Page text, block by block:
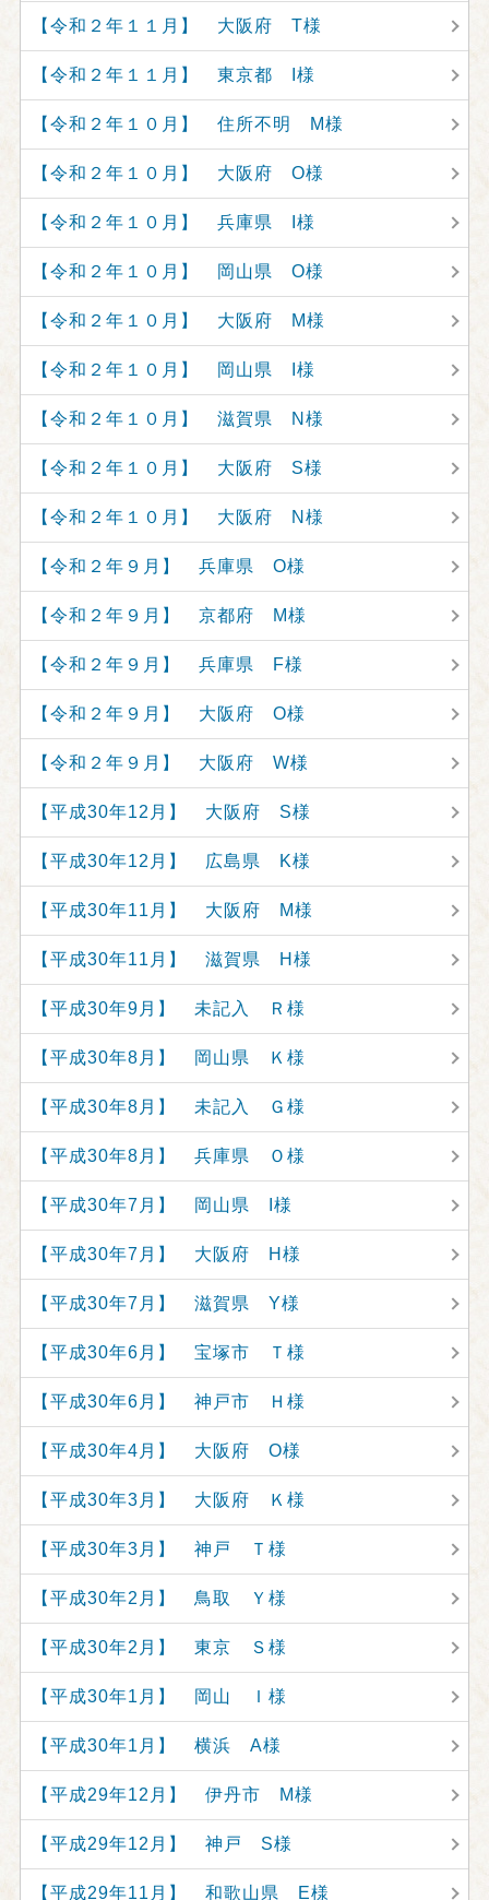
【令和２年１１月】 大阪府 T様
【令和２年１１月】 東京都 I様
【令和２年１０月】 住所不明 M様
【令和２年１０月】 大阪府 O様
【令和２年１０月】 兵庫県 I様
【令和２年１０月】 岡山県 O様
【令和２年１０月】 大阪府 M様
【令和２年１０月】 岡山県 I様
【令和２年１０月】 滋賀県 N様
【令和２年１０月】 大阪府 S様
【令和２年１０月】 大阪府 N様
【令和２年９月】 兵庫県 O様
【令和２年９月】 京都府 M様
【令和２年９月】 兵庫県 F様
【令和２年９月】 大阪府 O様
【令和２年９月】 大阪府 W様
【平成30年12月】 大阪府 S様
【平成30年12月】 広島県 K様
【平成30年11月】 大阪府 M様
【平成30年11月】 滋賀県 H様
【平成30年9月】 未記入 Ｒ様
【平成30年8月】 岡山県 Ｋ様
【平成30年8月】 未記入 Ｇ様
【平成30年8月】 兵庫県 Ｏ様
【平成30年7月】 岡山県 I様
【平成30年7月】 大阪府 H様
【平成30年7月】 滋賀県 Y様
【平成30年6月】 宝塚市 Ｔ様
【平成30年6月】 神戸市 Ｈ様
【平成30年4月】 大阪府 O様
【平成30年3月】 大阪府 Ｋ様
【平成30年3月】 神戸 Ｔ様
【平成30年2月】 鳥取 Ｙ様
【平成30年2月】 東京 Ｓ様
【平成30年1月】 岡山 Ｉ様
【平成30年1月】 横浜 A様
【平成29年12月】 伊丹市 M様
【平成29年12月】 神戸 S様
【平成29年11月】 和歌山県 E様